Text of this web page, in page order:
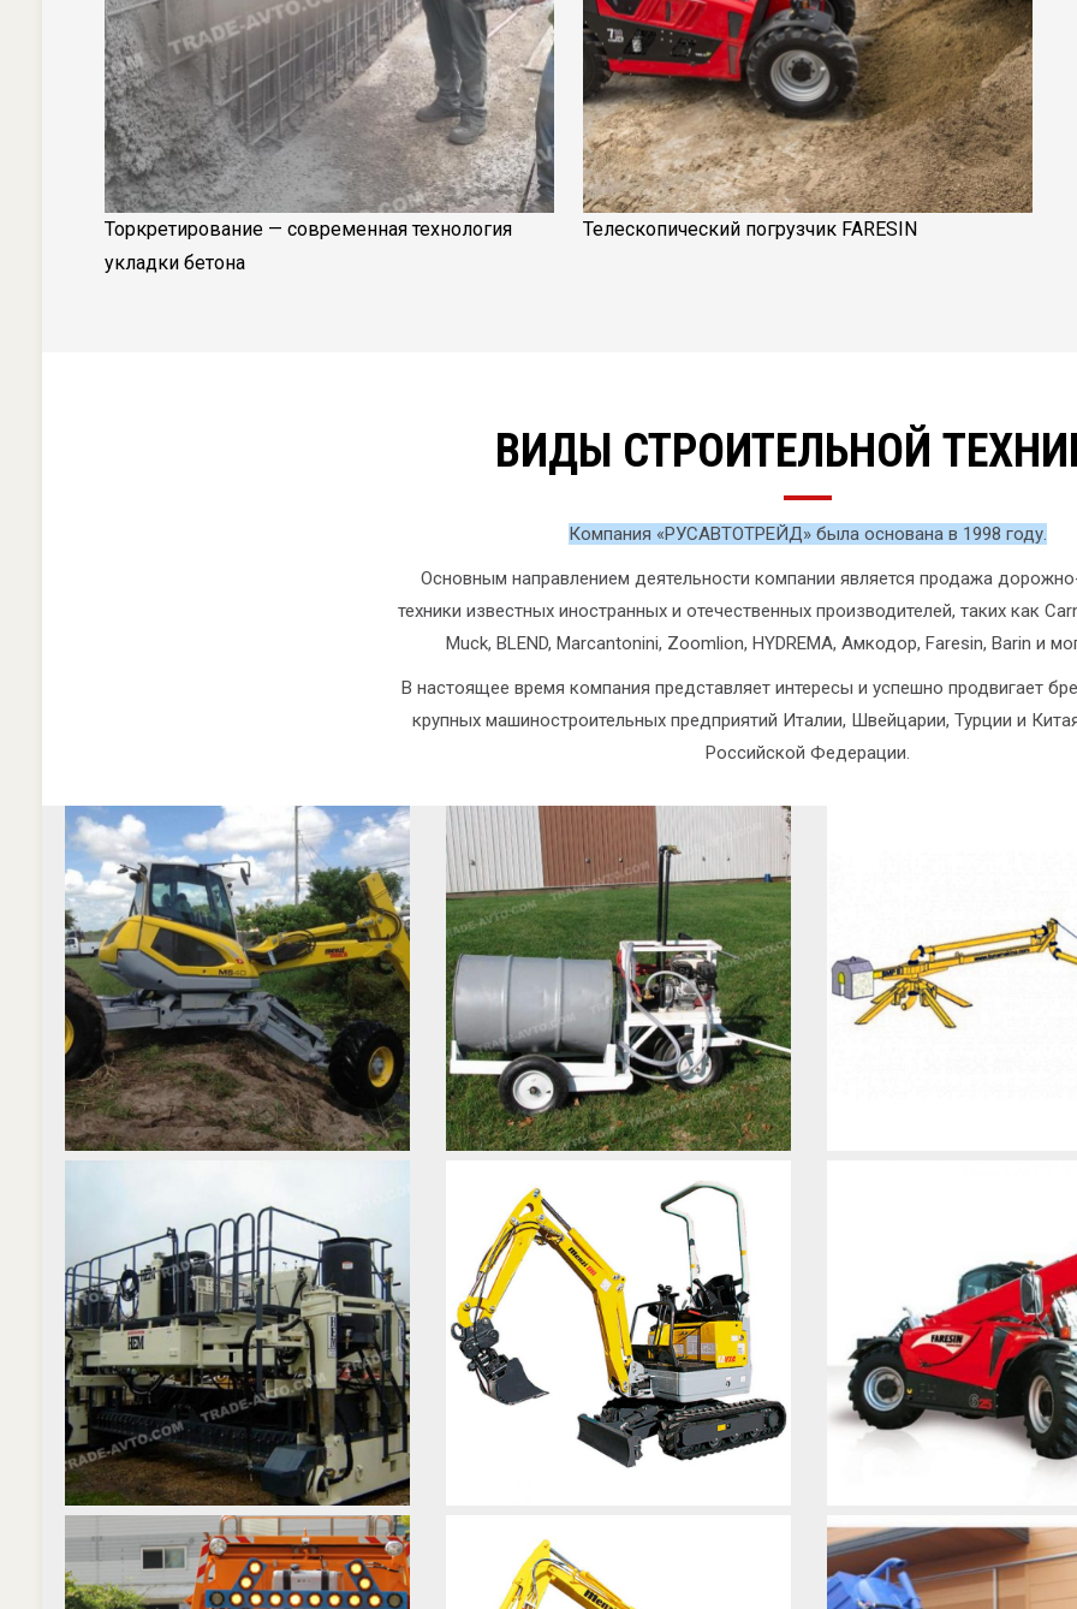
Торкретирование — современная технология
укладки бетона
Телескопический погрузчик FARESIN
ВИДЫ СТРОИТЕЛЬНОЙ
Компания «РУСАВТОТРЕЙД» была основана в 1998 году.
Основным направлением деятельности компании является продажа
техники известных иностранных и отечественных производителей, таких как
Muck, BLEND, Marcantonini, Zoomlion, HYDREMA, Амкодор, Faresin, Barin и
В настоящее время компания представляет интересы и успешно продвигает
крупных машиностроительных предприятий Италии, Швейцарии, Турции и
Российской Федерации.